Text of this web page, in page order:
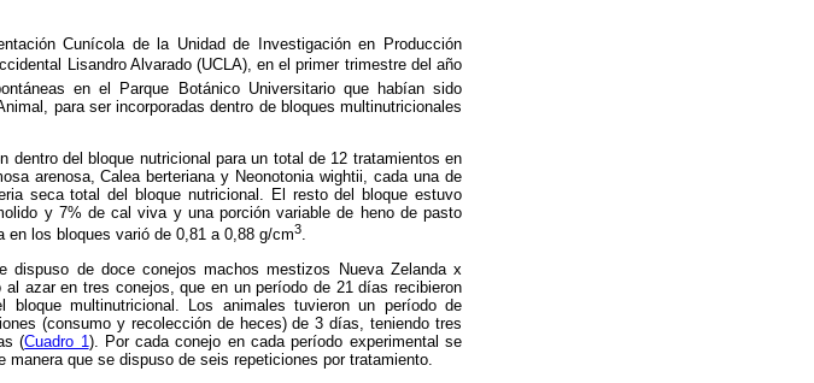
Cunícola de la Unidad de Investigación en Producción
Lisandro Alvarado (UCLA), en el primer trimestre del año
en el Parque Botánico Universitario que habían sido
para ser incorporadas dentro de bloques multinutricionales
del bloque nutricional para un total de 12 tratamientos en
arenosa, Calea berteriana y Neonotonia wightii, cada una de
seca total del bloque nutricional. El resto del bloque estuvo
y 7% de cal viva y una porción variable de heno de pasto
los bloques varió de 0,81 a 0,88 g/cm3.
de doce conejos machos mestizos Nueva Zelanda x
azar en tres conejos, que en un período de 21 días recibieron
multinutricional. Los animales tuvieron un período de
(consumo y recolección de heces) de 3 días, teniendo tres
(Cuadro 1). Por cada conejo en cada período experimental se
que se dispuso de seis repeticiones por tratamiento.